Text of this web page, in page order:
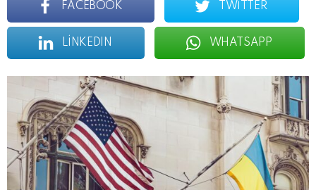
FACEBOOK TWITTER
LINKEDIN WHATSAPP